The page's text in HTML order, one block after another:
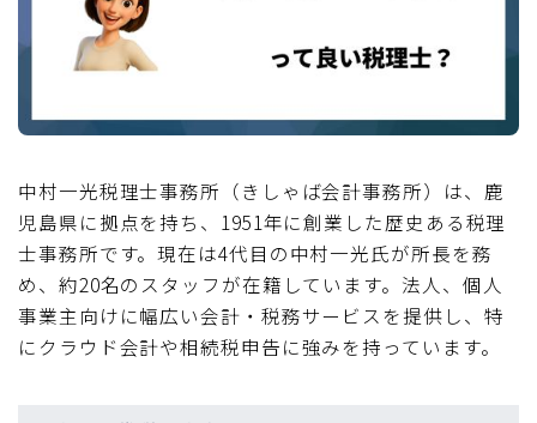
中村一光税理士事務所（きしゃば会計事務所）は、鹿
児島県に拠点を持ち、1951年に創業した歴史ある税理
士事務所です。現在は4代目の中村一光氏が所長を務
め、約20名のスタッフが在籍しています。法人、個人
事業主向けに幅広い会計・税務サービスを提供し、特
にクラウド会計や相続税申告に強みを持っています。